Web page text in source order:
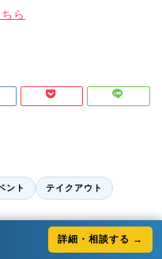
ら
ント テイクアウト
詳細・相談する →